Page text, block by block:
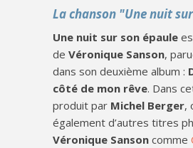
La chanson "Une nuit
Une nuit sur son épaule
de Véronique Sanson,
dans son deuxième album :
côté de mon rêve. Dans
produit par Michel Berger,
également d’autres titres
Véronique Sanson comme